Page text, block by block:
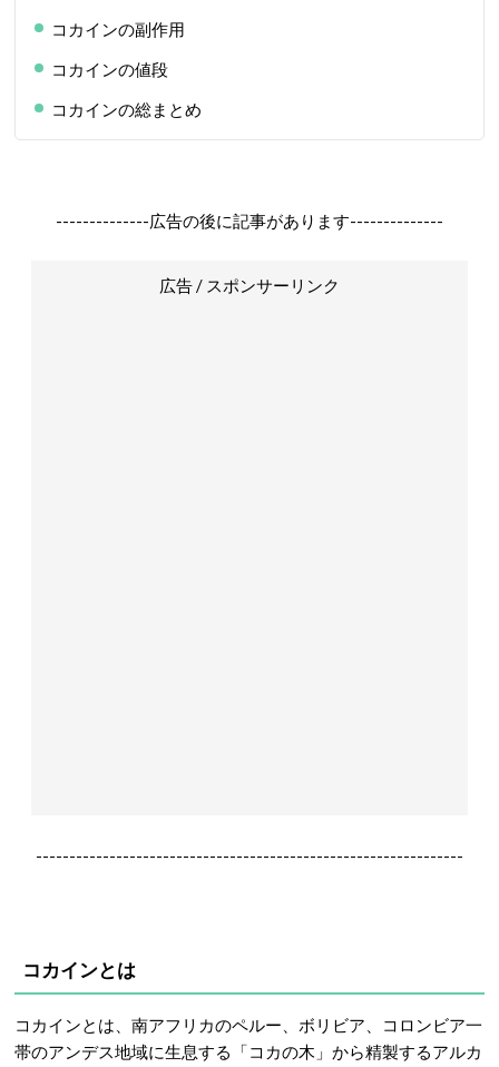
コカインの副作用
コカインの値段
コカインの総まとめ
--------------広告の後に記事があります--------------
広告 / スポンサーリンク
----------------------------------------------------------------
コカインとは
コカインとは、南アフリカのペルー、ボリビア、コロンビア一
帯のアンデス地域に生息する「コカの木」から精製するアルカ